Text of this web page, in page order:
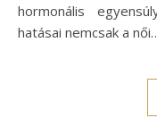
hormonális
hatásai nemcsak a